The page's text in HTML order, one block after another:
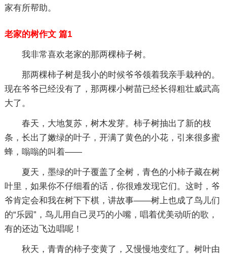
家有所帮助。
老家的树作文 篇1
我非常喜欢老家的那两棵柿子树。
那两棵柿子树是我小的时候爷爷领着我亲手栽种的。
现在爷爷已经没有了，那两棵小树苗已经长得粗壮威武高
大了。
春天，大地复苏，树木发芽。柿子树抽出了新的枝
条，长出了嫩绿的叶子，开满了黄色的小花，引来很多蜜
蜂，嗡嗡的叫着——
夏天，墨绿的叶子覆盖了全树，青色的小柿子藏在树
叶里，如果你不仔细看的话，你很难发现它们。这时，爷
爷肯定会和我在树下下棋，讲故事——树上也成了鸟儿们
的“乐园”，鸟儿用自己灵巧的小嘴，唱着优美动听的歌，
有的还边飞边唱呢！
秋天，青青的柿子变黄了，又慢慢地变红了。树叶由